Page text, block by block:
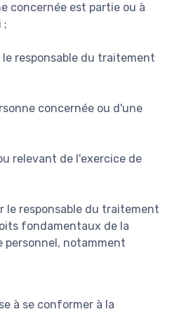
concernée est partie ou à
;
responsable du traitement
concernée ou d'une
relevant de l'exercice de
le responsable du traitement
fondamentaux de la
personnel, notamment
à se conformer à la